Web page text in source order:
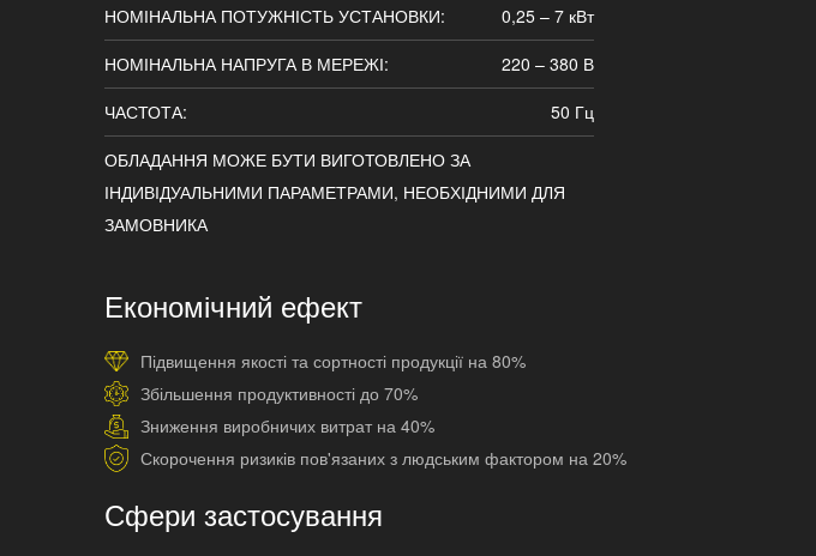
НОМІНАЛЬНА ПОТУЖНІСТЬ УСТАНОВКИ:
0,25 – 7 кВт
НОМІНАЛЬНА НАПРУГА В МЕРЕЖІ:
220 – 380 В
ЧАСТОТА:
50 Гц
ОБЛАДАННЯ МОЖЕ БУТИ ВИГОТОВЛЕНО ЗА
ІНДИВІДУАЛЬНИМИ ПАРАМЕТРАМИ, НЕОБХІДНИМИ ДЛЯ
ЗАМОВНИКА
Економічний ефект
Підвищення якості та сортності продукції на 80%
Збільшення продуктивності до 70%
Зниження виробничих витрат на 40%
Скорочення ризиків пов'язаних з людським фактором на 20%
Сфери застосування